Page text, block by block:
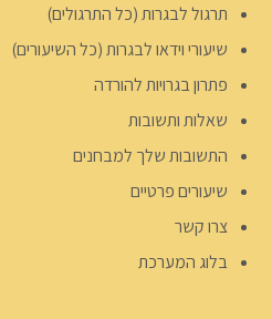
תרגול לבגרות (כל התרגולים)
שיעורי וידאו לבגרות (כל השיעורים)
פתרון בגרויות להורדה
שאלות ותשובות
התשובות שלך למבחנים
שיעורים פרטיים
צרו קשר
בלוג המערכת